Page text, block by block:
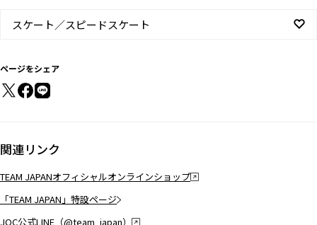
スケート／スピードスケート
ページをシェア
関連リンク
TEAM JAPANオフィシャルオンラインショップ
「TEAM JAPAN」特設ページ
JOC公式LINE（@team_japan）